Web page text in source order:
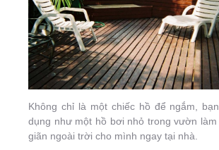
Không chỉ là một chiếc hồ để ngắm,
dụng như một hồ bơi nhỏ trong vườn
giãn ngoài trời cho mình ngay tại nhà.